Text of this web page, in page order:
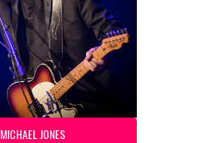
MICHAEL JONES